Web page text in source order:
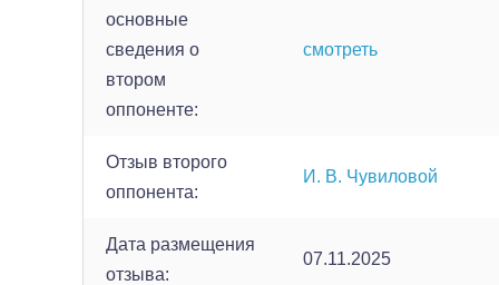
основные
сведения о
втором
оппоненте:
смотреть
Отзыв второго
оппонента:
И. В. Чувиловой
Дата размещения
отзыва:
07.11.2025